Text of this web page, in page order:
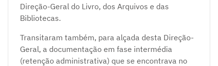
Direção-Geral do Livro, dos Arquivos e das
Bibliotecas.
Transitaram também, para alçada desta Direção-
Geral, a documentação em fase intermédia
(retenção administrativa) que se encontrava no